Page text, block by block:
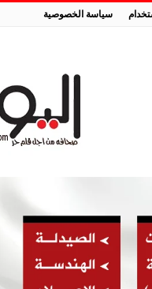
سياسة الخصوصية